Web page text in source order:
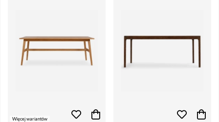
Więcej wariantów